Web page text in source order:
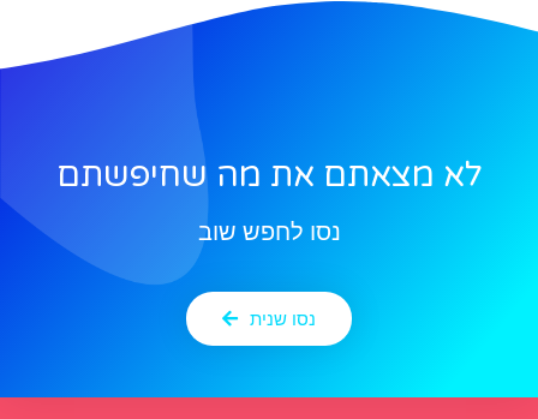
לא מצאתם את מה שחיפשתם
נסו לחפש שוב
נסו שנית